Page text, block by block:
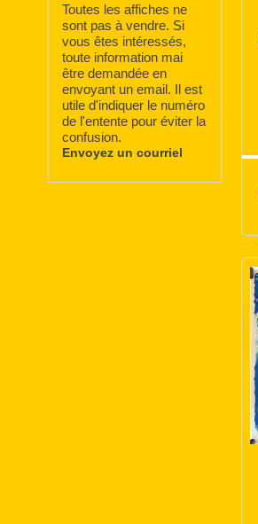
Toutes les affiches ne
sont pas à vendre. Si
vous êtes intéressés,
toute information mai
être demandée en
envoyant un email. Il est
utile d'indiquer le numéro
de l'entente pour éviter la
confusion.
Envoyez un courriel